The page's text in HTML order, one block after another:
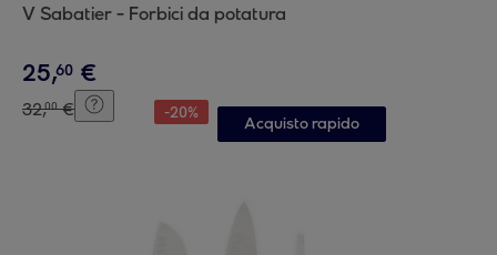
V Sabatier - Forbici da potatura
25,60 €
32,00 € -20%
Acquisto rapido